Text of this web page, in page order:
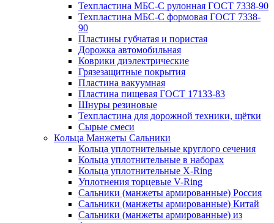
Техпластина МБС-С рулонная ГОСТ 7338-90
Техпластина МБС-С формовая ГОСТ 7338-
90
Пластины губчатая и пористая
Дорожка автомобильная
Коврики диэлектрические
Грязезащитные покрытия
Пластина вакуумная
Пластина пищевая ГОСТ 17133-83
Шнуры резиновые
Техпластина для дорожной техники, щётки
Сырые смеси
Кольца Манжеты Сальники
Кольца уплотнительные круглого сечения
Кольца уплотнительные в наборах
Кольца уплотнительные Х-Ring
Уплотнения торцевые V-Ring
Сальники (манжеты армированные) Россия
Сальники (манжеты армированные) Китай
Сальники (манжеты армированные) из